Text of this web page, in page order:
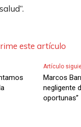
este artículo
Artículo
Marcos
negligente
oportunas”